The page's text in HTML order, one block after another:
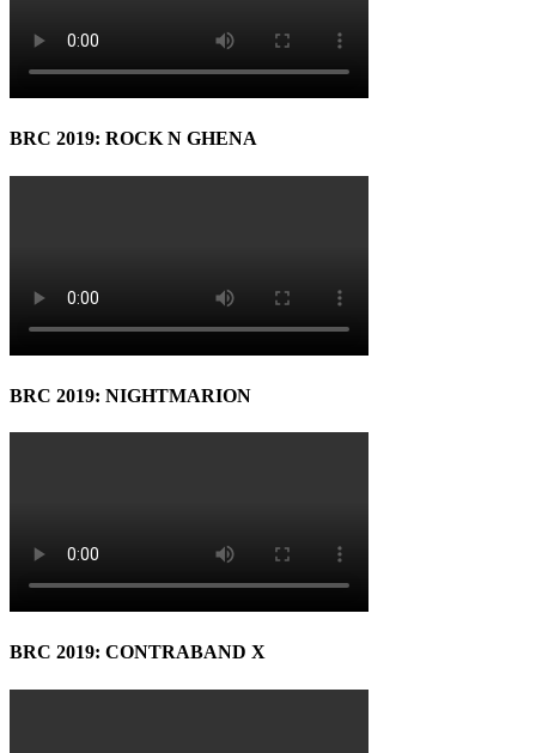
BRC 2019: ROCK N GHENA
BRC 2019: NIGHTMARION
BRC 2019: CONTRABAND X